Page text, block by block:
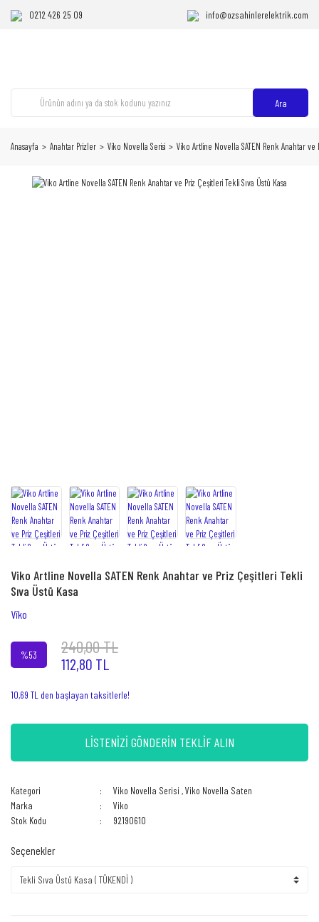
0212 426 25 09 info@ozsahinlerelektrik.com
Ara
Anasayfa Anahtar Prizler Viko Novella Serisi Viko Artline Novella SATEN Renk Anahtar ve
Viko Artline Novella SATEN Renk Anahtar ve Priz Çeşitleri Tekli
Sıva Üstü Kasa
Viko
%53 240,00 TL
112,80 TL
10,69 TL den başlayan taksitlerle!
LİSTENİZİ GÖNDERİN TEKLİF ALIN
Kategori Viko Novella Serisi ,Viko Novella Saten
Marka
Viko
Stok Kodu
92190610
Seçenekler